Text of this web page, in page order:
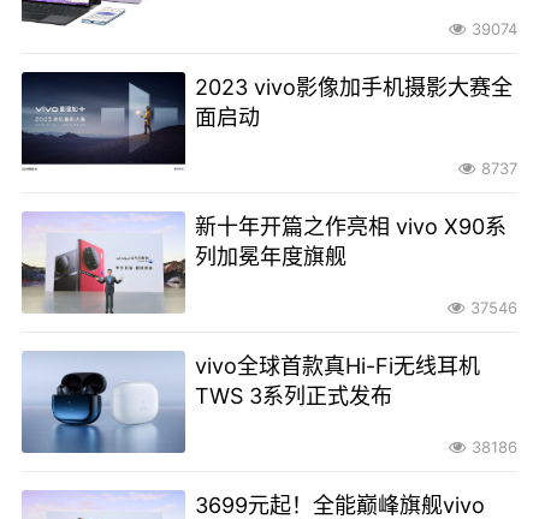
39074
2023 vivo影像加手机摄影大赛全
面启动
8737
新十年开篇之作亮相 vivo X90系
列加冕年度旗舰
37546
vivo全球首款真Hi-Fi无线耳机
TWS 3系列正式发布
38186
3699元起！全能巅峰旗舰vivo